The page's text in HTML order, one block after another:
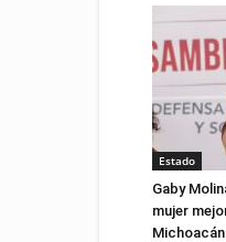
Estado
Gaby
mujer
Michoacán